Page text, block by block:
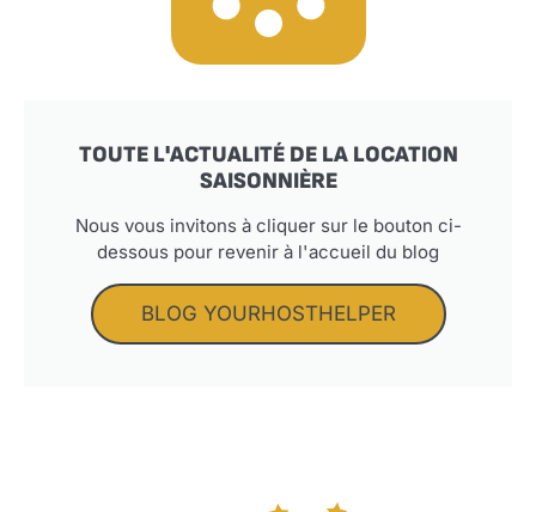
TOUTE L'ACTUALITÉ DE LA LOCATION
SAISONNIÈRE
Nous vous invitons à cliquer sur le bouton ci-
dessous pour revenir à l'accueil du blog
BLOG YOURHOSTHELPER